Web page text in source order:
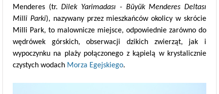
Menderes (tr.Dilek Yarimadası - Büyük Menderes Deltası
Milli Parki), nazywany przez mieszkańców okolicy w skrócie
Milli Park, to malownicze miejsce, odpowiednie zarówno do
wędrówek górskich, obserwacji dzikich zwierząt, jak i
wypoczynku na plaży połączonego z kąpielą w krystalicznie
czystych wodach Morza Egejskiego.